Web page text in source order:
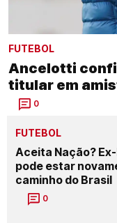
FUTEBOL
Ancelotti
titular em
0
FUTEBOL
Aceita Nação?
pode estar
caminho do Brasil
0